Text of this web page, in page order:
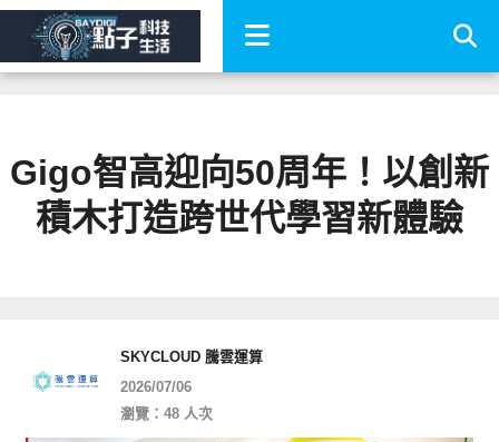
Gigo智高迎向50周年！以創新
積木打造跨世代學習新體驗
SKYCLOUD 騰雲運算
2026/07/06
瀏覽：48 人次